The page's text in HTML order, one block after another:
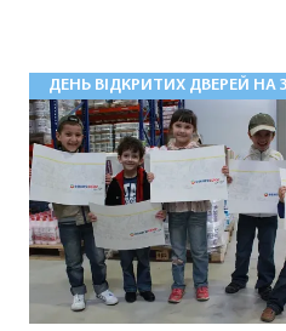
ДЕНЬ ВІДКРИТИХ ДВЕРЕЙ НА